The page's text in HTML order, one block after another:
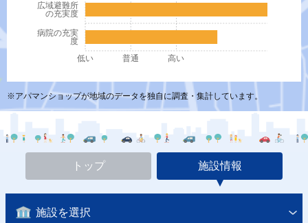
病院の充実
度
広域避難所
の充実度
低い 普通 高い
※アパマンショップが地域のデータを独自に調査・集計しています。
トップ 施設情報
施設を選択